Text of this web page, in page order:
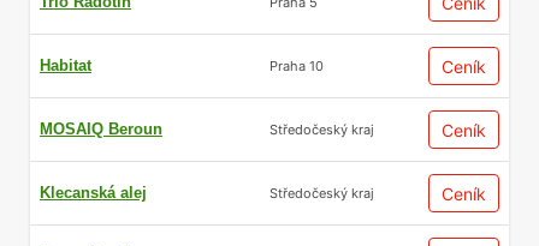
Habitat Praha 10 Ceník
MOSAIQ Beroun Středočeský kraj Ceník
Klecanská alej Středočeský kraj Ceník